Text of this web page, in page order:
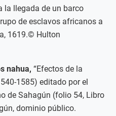
la llegada de un barco
de esclavos africanos a
1619.© Hulton
nahua, “Efectos de la
1585) editado por el
de Sahagún (folio 54, Libro
dominio público.